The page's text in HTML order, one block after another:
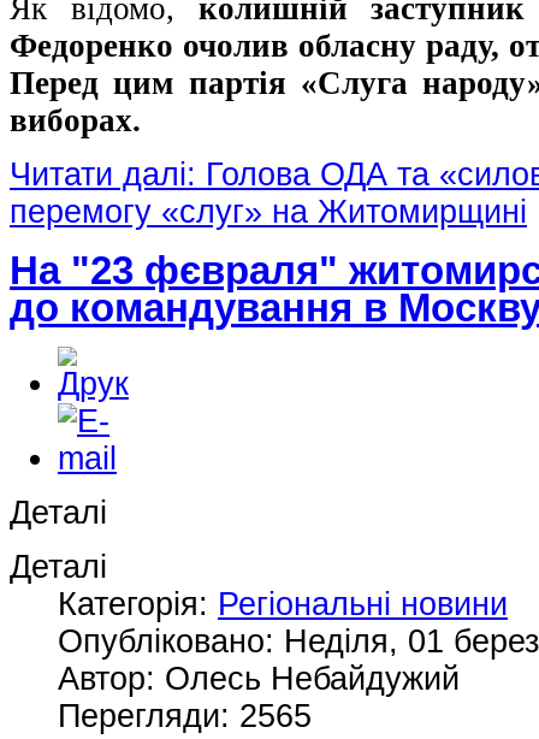
Як відомо, колишній
Федоренко очолив обласну раду,
Перед цим партія «Слуга
виборах.
Читати далі: Голова ОДА та
перемогу «слуг» на Житомирщині
На "23 фєвраля"
до командування в
Деталі
Деталі
Категорія: Регіональні новини
Опубліковано: Неділя, 01
Автор: Олесь Небайдужий
Перегляди: 2565